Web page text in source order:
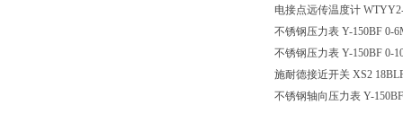
电接点远传温度计
不锈钢压力表 Y-150BF 0-
不锈钢压力表 Y-150BF 0-
施耐德接近开关 XS2
不锈钢轴向压力表 Y-